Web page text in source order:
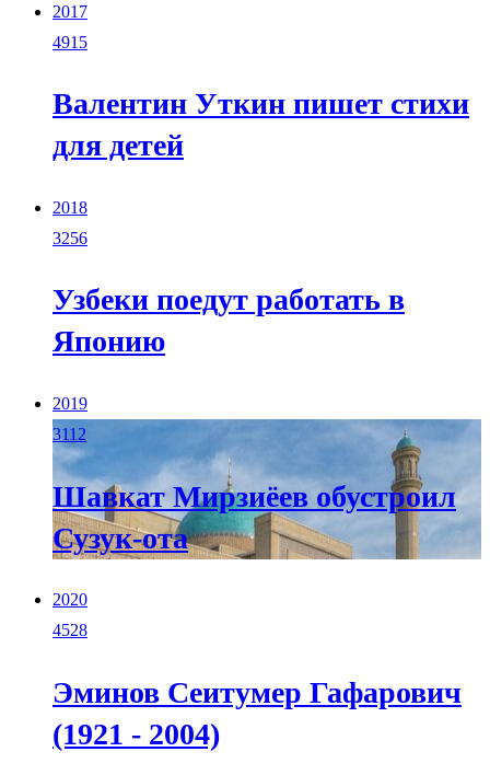
2017
4915
Валентин Уткин пишет стихи
для детей
2018
3256
Узбеки поедут работать в
Японию
2019
3112
Шавкат Мирзиёев обустроил
Сузук-ота
2020
4528
Эминов Сеитумер Гафарович
(1921 - 2004)